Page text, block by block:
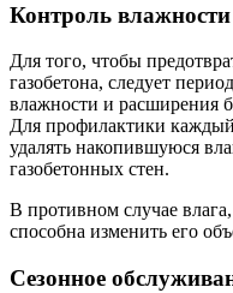
Контроль влажности
Для того, чтобы
газобетона, следует
влажности и расширения
Для профилактики
удалять накопившуюся
газобетонных стен.
В противном случае
способна изменить его
Сезонное